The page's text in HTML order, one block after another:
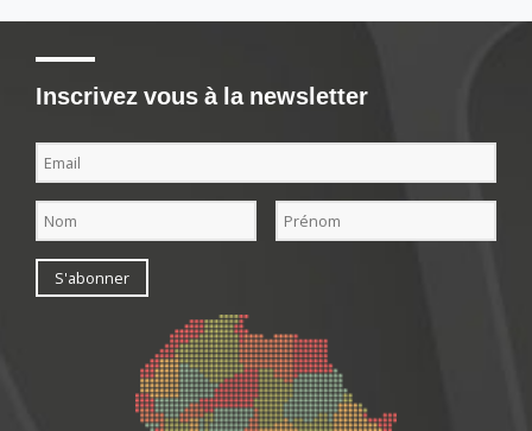
Inscrivez vous à la newsletter